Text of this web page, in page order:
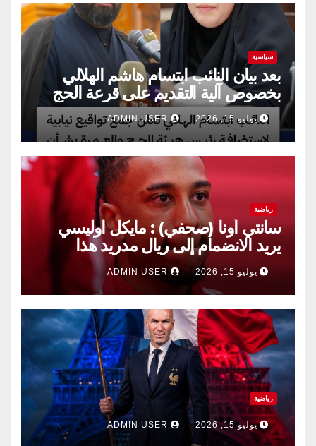
سياسية
بعد بيان النائب ابتسام هاشم الهلالي
بخصوص آلية التقديم على قرعة الحج
يوليو 15, 2026
رياضية
سانتي أونا (صحفي) : مايكل أوليسي
يريد الانضمام إلى ريال مدريد هذا
الصيف.
يوليو 15, 2026 ADMIN USER
رياضية
يوليو 15, 2026